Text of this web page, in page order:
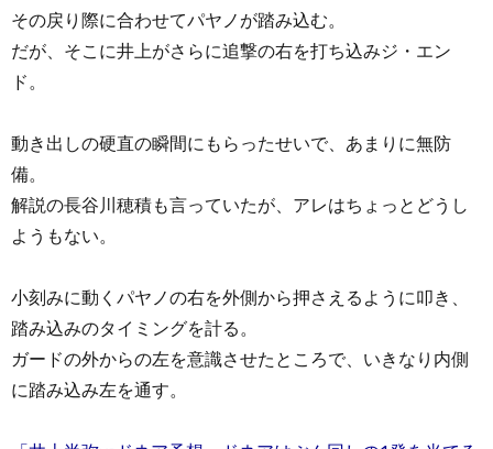
その戻り際に合わせてパヤノが踏み込む。
だが、そこに井上がさらに追撃の右を打ち込みジ・エン
ド。
動き出しの硬直の瞬間にもらったせいで、あまりに無防
備。
解説の長谷川穂積も言っていたが、アレはちょっとどうし
ようもない。
小刻みに動くパヤノの右を外側から押さえるように叩き、
踏み込みのタイミングを計る。
ガードの外からの左を意識させたところで、いきなり内側
に踏み込み左を通す。